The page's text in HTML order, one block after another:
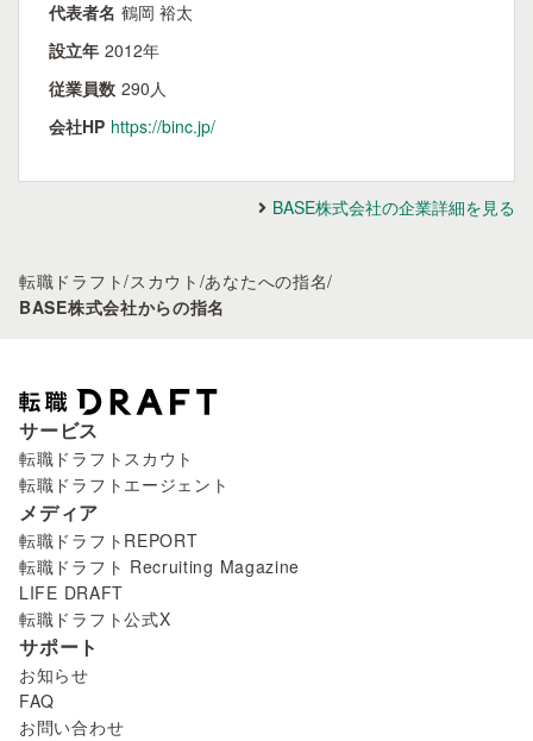
代表者名 鶴岡 裕太
設立年 2012年
従業員数 290人
会社HP https://binc.jp/
BASE株式会社の企業詳細を見る
転職ドラフト/スカウト /あなたへの指名/
BASE株式会社からの指名
サービス
転職ドラフトスカウト
転職ドラフトエージェント
メディア
転職ドラフトREPORT
転職ドラフト Recruiting Magazine
LIFE DRAFT
転職ドラフト公式X
サポート
お知らせ
FAQ
お問い合わせ